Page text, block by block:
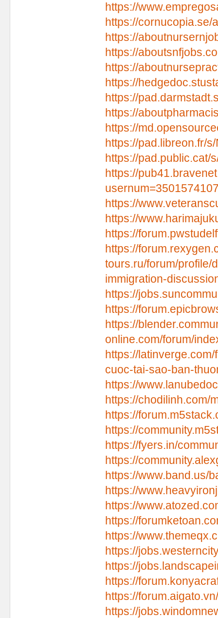
https://
https://cornucopia.se/
https://
https://
https://
https://
https://
https://
https://
https://pad.libreon.fr/
https://pad.public.cat/
https://
https://
https://
https://
https://
tours.ru/forum/profile/
immigration-
https://
https://
https://
online.com/forum/
https://
cuoc-tai-sao-ban-
https://
https://chodilinh.com/
https://
https://
https://fyers.in/
https://
https://www.band.us/
https://
https://
https://
https://
https://
https://
https://
https://
https://